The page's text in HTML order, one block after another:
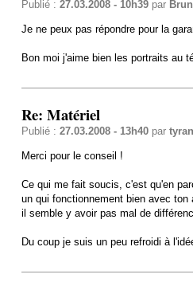
Publié : 27.03.2008 - 10h39par
Je ne peux pas répondre pour la
Bon moi j'aime bien les portraits au
Re: Matériel
Publié : 27.03.2008 - 13h40par
Merci pour le conseil !
Ce qui me fait soucis, c'est qu'en
un qui fonctionnement bien avec
il semble y avoir pas mal de
Du coup je suis un peu refroidi à